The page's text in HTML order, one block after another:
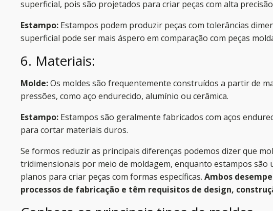
superficial, pois são projetados para criar peças com alta
Estampo: Estampos podem produzir peças com tolerâncias
superficial pode ser mais áspero em comparação com peças
6. Materiais:
Molde:Os moldes são frequentemente construídos a partir de
pressões, como aço endurecido, alumínio ou cerâmica.
Estampo: Estampos são geralmente fabricados com aços
para cortar materiais duros.
Se formos reduzir as principais diferenças podemos dizer que
tridimensionais por meio de moldagem, enquanto estampos
planos para criar peças com formas específicas. Ambos
processos de fabricação e têm requisitos de design,